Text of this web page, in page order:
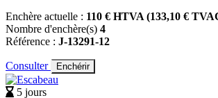
Enchère actuelle : 110 € HTVA (133,10 €
Nombre d'enchère(s) 4
Référence : J-13291-12
Consulter Enchérir
5 jours